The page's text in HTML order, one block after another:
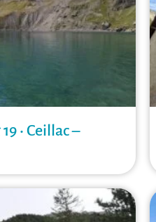
• Ceillac –